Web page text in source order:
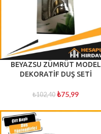
BEYAZSU ZÜMRÜT MODEL
DEKORATİF DUŞ SETİ
₺102,40 ₺75,99